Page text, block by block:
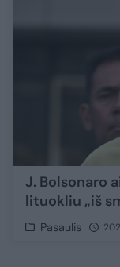
J. Bolsonaro
lituokliu „iš
Pasaulis